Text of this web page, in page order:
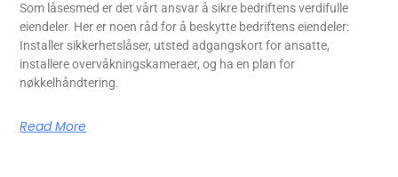
Som låsesmed er det vårt ansvar å sikre bedriftens verdifulle
eiendeler. Her er noen råd for å beskytte bedriftens eiendeler:
Installer sikkerhetslåser, utsted adgangskort for ansatte,
installere overvåkningskameraer, og ha en plan for
nøkkelhåndtering.
Read More